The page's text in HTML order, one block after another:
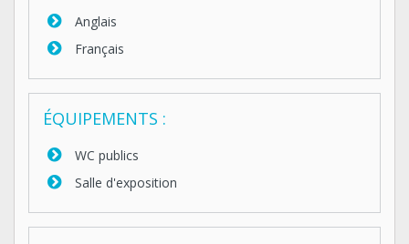
Anglais
Français
ÉQUIPEMENTS :
WC publics
Salle d'exposition